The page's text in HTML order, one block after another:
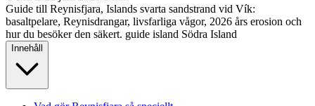
Guide till Reynisfjara, Islands svarta sandstrand vid Vík:
basaltpelare, Reynisdrangar, livsfarliga vågor, 2026 års erosion och
hur du besöker den säkert. guide island Södra Island
Innehåll